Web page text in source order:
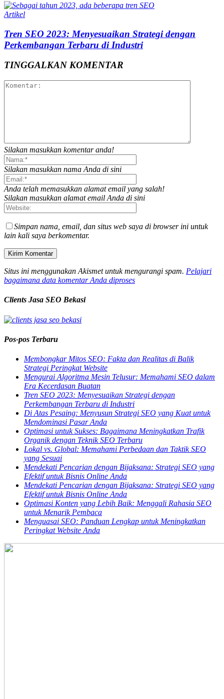
Artikel
Tren SEO 2023: Menyesuaikan Strategi dengan
Perkembangan Terbaru di Industri
TINGGALKAN KOMENTAR
Silakan masukkan komentar anda!
Silakan masukkan nama Anda di sini
Anda telah memasukkan alamat email yang salah!
Silakan masukkan alamat email Anda di sini
Simpan nama, email, dan situs web saya di browser ini untuk
lain kali saya berkomentar.
Situs ini menggunakan Akismet untuk mengurangi spam. Pelajari
bagaimana data komentar Anda diproses
Clients Jasa SEO Bekasi
Pos-pos Terbaru
Membongkar Mitos SEO: Fakta dan Realitas di Balik
Strategi Peringkat Website
Mengurai Algoritma Mesin Telusur: Memahami SEO dalam
Era Kecerdasan Buatan
Tren SEO 2023: Menyesuaikan Strategi dengan
Perkembangan Terbaru di Industri
Di Atas Pesaing: Menyusun Strategi SEO yang Kuat untuk
Mendominasi Pasar Anda
Optimasi untuk Sukses: Bagaimana Meningkatkan Trafik
Organik dengan Teknik SEO Terbaru
Lokal vs. Global: Memahami Perbedaan dan Taktik SEO
yang Sesuai
Mendekati Pencarian dengan Bijaksana: Strategi SEO yang
Efektif untuk Bisnis Online Anda
Mendekati Pencarian dengan Bijaksana: Strategi SEO yang
Efektif untuk Bisnis Online Anda
Optimasi Konten yang Lebih Baik: Menggali Rahasia SEO
untuk Menarik Pembaca
Menguasai SEO: Panduan Lengkap untuk Meningkatkan
Peringkat Website Anda